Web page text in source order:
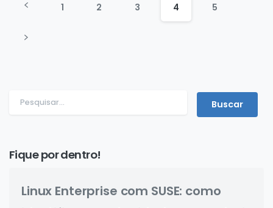
1 2 3 4 5
Fique por dentro!
Linux Enterprise com SUSE: como